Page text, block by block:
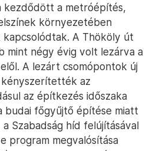
kezdődött a metróépítés,
környezetében
A Thököly út
mint négy évig volt lezárva a
A lezárt csomópontok új
az
az építkezés időszaka
budai főgyűjtő építése miatt
Szabadság híd felújításával
program megvalósítása